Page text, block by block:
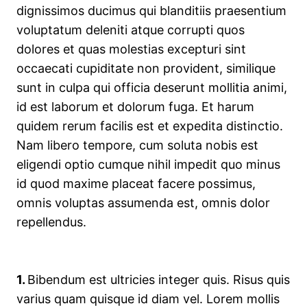
dignissimos ducimus qui blanditiis praesentium
voluptatum deleniti atque corrupti quos
dolores et quas molestias excepturi sint
occaecati cupiditate non provident, similique
sunt in culpa qui officia deserunt mollitia animi,
id est laborum et dolorum fuga. Et harum
quidem rerum facilis est et expedita distinctio.
Nam libero tempore, cum soluta nobis est
eligendi optio cumque nihil impedit quo minus
id quod maxime placeat facere possimus,
omnis voluptas assumenda est, omnis dolor
repellendus.
1. Bibendum est ultricies integer quis. Risus quis
varius quam quisque id diam vel. Lorem mollis